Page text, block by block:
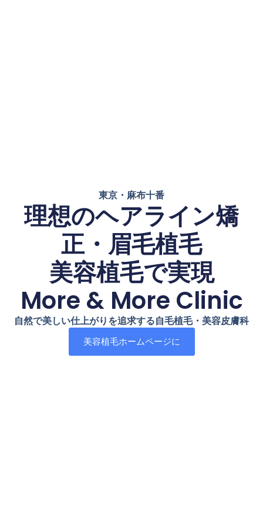
東京・麻布十番
理想のヘアライン矯
正・眉毛植毛
美容植毛で実現
More & More Clinic
自然で美しい仕上がりを追求する自毛植毛・美容皮膚科
美容植毛ホームページに